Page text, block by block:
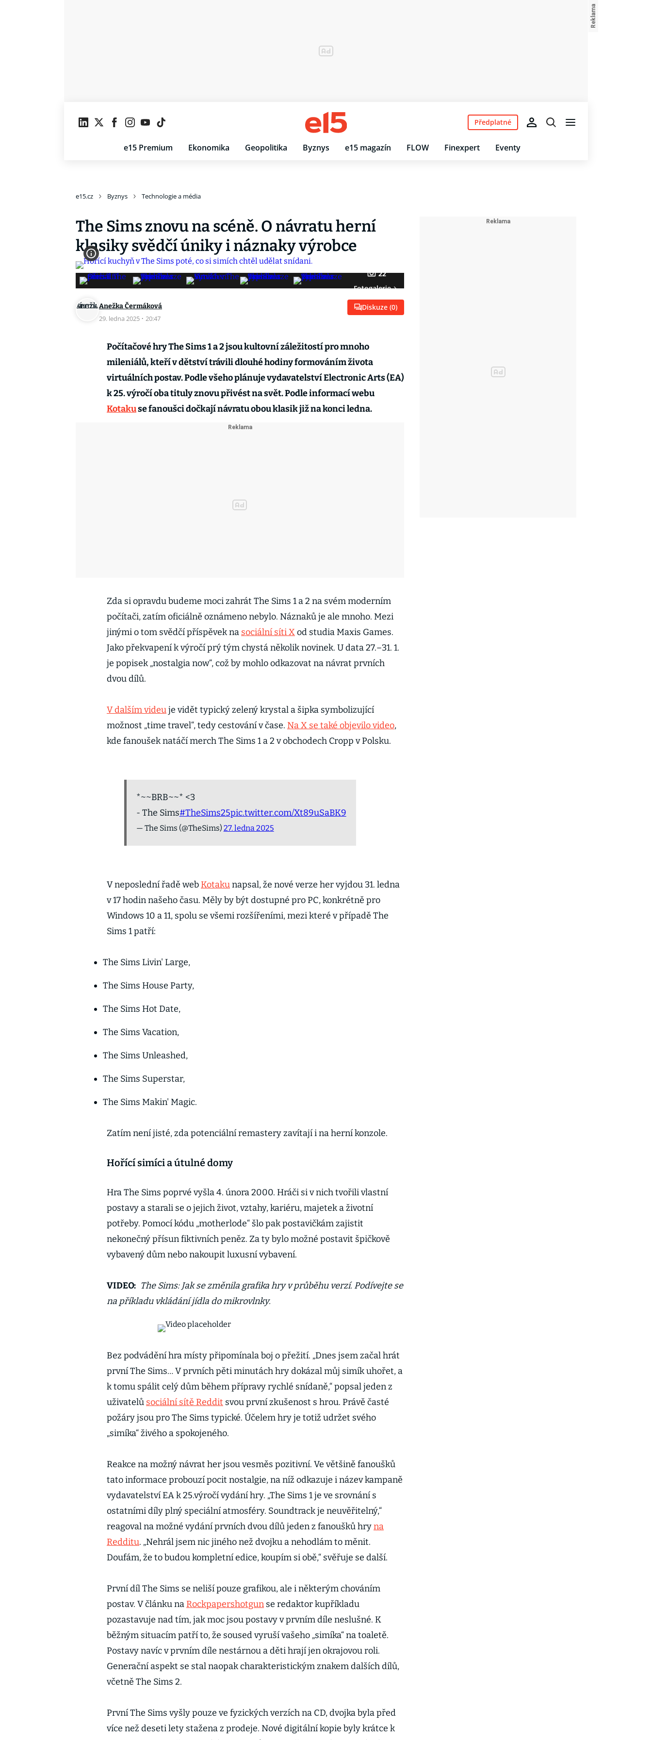
e15 Premium Ekonomika Geopolitika Byznys e15 magazín FLOW Finexpert Eventy
Předplatné
e15.cz Byznys Technologie a média
The Sims znovu na scéně. O návratu herní
klasiky svědčí úniky i náznaky výrobce
22
Fotogalerie
Anežka Čermáková
29. ledna 2025 · 20:47
Diskuze (0)
Počítačové hry The Sims 1 a 2 jsou kultovní záležitostí pro mnoho
mileniálů, kteří v dětství trávili dlouhé hodiny formováním života
virtuálních postav. Podle všeho plánuje vydavatelství Electronic Arts (EA)
k 25. výročí oba tituly znovu přivést na svět. Podle informací webu
Kotakuse fanoušci dočkají návratu obou klasik již na konci ledna.
Zda si opravdu budeme moci zahrát The Sims 1 a 2 na svém moderním
počítači, zatím oficiálně oznámeno nebylo. Náznaků je ale mnoho. Mezi
jinými o tom svědčí příspěvek na sociální síti Xod studia Maxis Games.
Jako překvapení k výročí prý tým chystá několik novinek. U data 27.–⁠⁠⁠⁠⁠⁠31. 1.
je popisek „nostalgia now“, což by mohlo odkazovat na návrat prvních
dvou dílů.
V dalším videuje vidět typický zelený krystal a šipka symbolizující
možnost „time travel“, tedy cestování v čase. Na X se také objevilo video,
kde fanoušek natáčí merch The Sims 1 a 2 v obchodech Cropp v Polsku.
*~~BRB~~* <3
- The Sims#TheSims25pic.twitter.com/Xt89uSaBK9
— The Sims (@TheSims) 27. ledna 2025
V neposlední řadě web Kotakunapsal, že nové verze her vyjdou 31. ledna
v 17 hodin našeho času. Měly by být dostupné pro PC, konkrétně pro
Windows 10 a 11, spolu se všemi rozšířeními, mezi které v případě The
Sims 1 patří:
The Sims Livin' Large,
The Sims House Party,
The Sims Hot Date,
The Sims Vacation,
The Sims Unleashed,
The Sims Superstar,
The Sims Makin' Magic.
Zatím není jisté, zda potenciální remastery zavítají i na herní konzole.
Hořící simíci a útulné domy
Hra The Sims poprvé vyšla 4. února 2000. Hráči si v nich tvořili vlastní
postavy a starali se o jejich život, vztahy, kariéru, majetek a životní
potřeby. Pomocí kódu „motherlode“ šlo pak postavičkám zajistit
nekonečný přísun fiktivních peněz. Za ty bylo možné postavit špičkově
vybavený dům nebo nakoupit luxusní vybavení.
VIDEO: The Sims: Jak se změnila grafika hry v průběhu verzí. Podívejte se
na příkladu vkládání jídla do mikrovlnky.
Bez podvádění hra místy připomínala boj o přežití. „Dnes jsem začal hrát
první The Sims… V prvních pěti minutách hry dokázal můj simík uhořet, a
k tomu spálit celý dům během přípravy rychlé snídaně,“ popsal jeden z
uživatelů sociální sítě Reddit svou první zkušenost s hrou. Právě časté
požáry jsou pro The Sims typické. Účelem hry je totiž udržet svého
„simíka“ živého a spokojeného.
Reakce na možný návrat her jsou vesměs pozitivní. Ve většině fanoušků
tato informace probouzí pocit nostalgie, na níž odkazuje i název kampaně
vydavatelství EA k 25.výročí vydání hry. „The Sims 1 je ve srovnání s
ostatními díly plný speciální atmosféry. Soundtrack je neuvěřitelný,“
reagoval na možné vydání prvních dvou dílů jeden z fanoušků hryna
Redditu. „Nehrál jsem nic jiného než dvojku a nehodlám to měnit.
Doufám, že to budou kompletní edice, koupím si obě,“ svěřuje se další.
První díl The Sims se neliší pouze grafikou, ale i některým chováním
postav. V článku na Rockpapershotgun se redaktor kupříkladu
pozastavuje nad tím, jak moc jsou postavy v prvním díle neslušné. K
běžným situacím patří to, že soused vyruší vašeho „simíka“ na toaletě.
Postavy navíc v prvním díle nestárnou a děti hrají jen okrajovou roli.
Generační aspekt se stal naopak charakteristickým znakem dalších dílů,
včetně The Sims 2.
První The Sims vyšly pouze ve fyzických verzích na CD, dvojka byla před
více než deseti lety stažena z prodeje. Nové digitální kopie byly krátce k